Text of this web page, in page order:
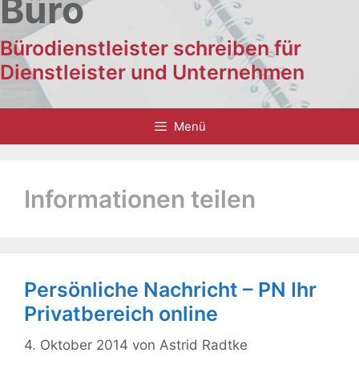
Büro
Bürodienstleister schreiben für
Dienstleister und Unternehmen
Menü
Informationen teilen
Persönliche Nachricht – PN Ihr
Privatbereich online
4. Oktober 2014 von Astrid Radtke